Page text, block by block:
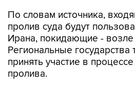
По словам источника,
пролив суда будут
Ирана, покидающие -
Региональные государства
принять участие в
пролива.